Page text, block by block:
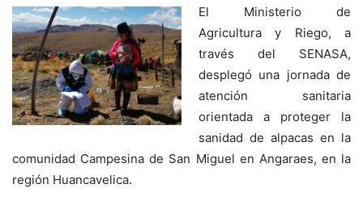
El Ministerio de
Agricultura y Riego, a
través del SENASA,
desplegó una jornada de
atención sanitaria
orientada a proteger la
sanidad de alpacas en la
comunidad Campesina de San Miguel en Angaraes, en la
región Huancavelica.